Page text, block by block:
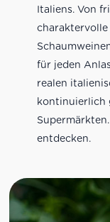
Italiens. Von
charaktervolle
für jeden
realen
kontinuierlich
entdecken.